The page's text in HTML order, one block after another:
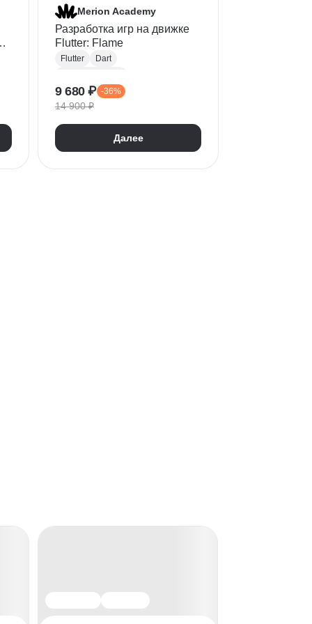
Merion Academy
Разработка игр на движке
Flutter: Flame
Flutter
Dart
HTML/CSS
Разработка
9 680 ₽ -36%
14 900 ₽
Далее